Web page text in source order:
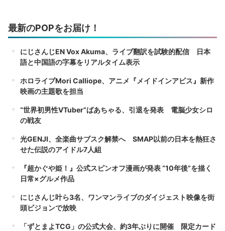
最新のPOPをお届け！
にじさんじEN Vox Akuma、ライブ翻訳を試験的配信 日本
語と中国語の字幕をリアルタイム表示
ホロライブMori Calliope、アニメ『メイドインアビス』新作
映画の主題歌を担当
“世界初男性VTuber”ばあちゃる、引退を発表 電脳少女シロ
の戦友
光GENJI、全楽曲サブスク解禁へ SMAP以前の日本を熱狂さ
せた伝説のアイドル7人組
『超かぐや姫！』公式スピンオフ漫画が発表 “10年後”を描く
日常×グルメ作品
にじさんじ叶ら3名、ワンマンライブのダイジェスト映像を街
頭ビジョンで放映
「ずとまよTCG」の公式大会、約3年ぶりに開催 限定カード